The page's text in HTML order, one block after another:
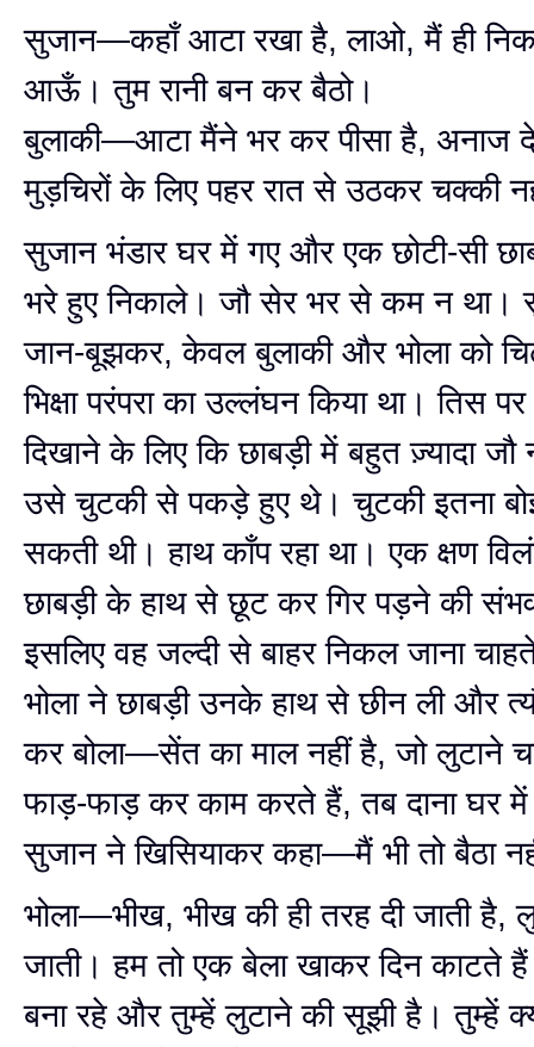
सुजान—कहाँ आटा रखा है, लाओ, मैं ही
आऊँ। तुम रानी बन कर बैठो।
बुलाकी—आटा मैंने भर कर पीसा है, अनाज
मुड़चिरों के लिए पहर रात से उठकर चक्की
सुजान भंडार घर में गए और एक छोटी-सी
भरे हुए निकाले। जौ सेर भर से कम न था।
जान-बूझकर, केवल बुलाकी और भोला को
भिक्षा परंपरा का उल्लंघन किया था। तिस
दिखाने के लिए कि छाबड़ी में बहुत ज़्यादा जौ
उसे चुटकी से पकड़े हुए थे। चुटकी इतना
सकती थी। हाथ काँप रहा था। एक क्षण
छाबड़ी के हाथ से छूट कर गिर पड़ने की
इसलिए वह जल्दी से बाहर निकल जाना
भोला ने छाबड़ी उनके हाथ से छीन ली और
कर बोला—सेंत का माल नहीं है, जो लुटाने
फाड़-फाड़ कर काम करते हैं, तब दाना घर
सुजान ने खिसियाकर कहा—मैं भी तो बैठा
भोला—भीख, भीख की ही तरह दी जाती है,
जाती। हम तो एक बेला खाकर दिन काटते हैं
बना रहे और तुम्हें लुटाने की सूझी है। तुम्हें